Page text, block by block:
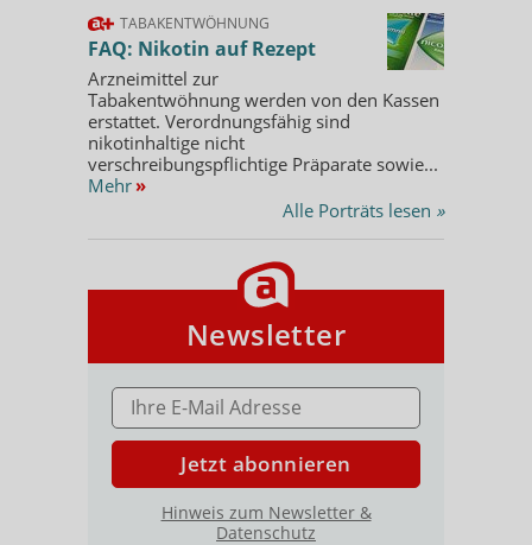
TABAKENTWÖHNUNG
FAQ: Nikotin auf Rezept
Arzneimittel zur
Tabakentwöhnung werden von den Kassen
erstattet. Verordnungsfähig sind
nikotinhaltige nicht
verschreibungspflichtige Präparate sowie...
Mehr »
Alle Porträts lesen »
Newsletter
E-MAIL ADRESSE
Jetzt abonnieren
Hinweis zum Newsletter &
Datenschutz